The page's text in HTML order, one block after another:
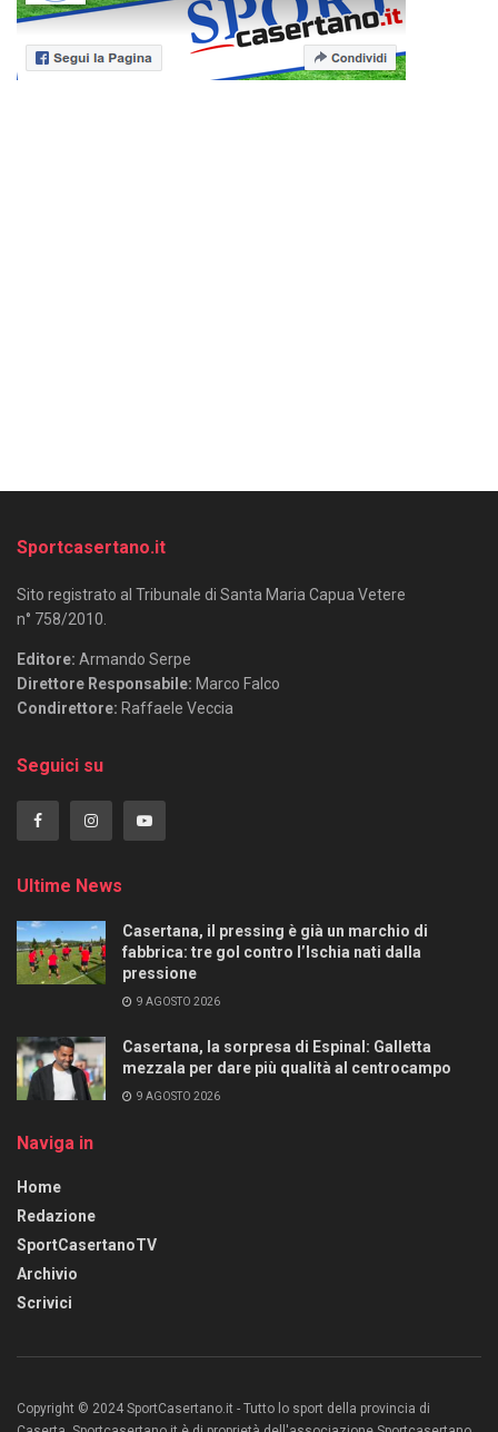
Sportcasertano.it
Sito registrato al Tribunale di Santa Maria Capua Vetere
n° 758/2010.
Editore: Armando Serpe
Direttore Responsabile: Marco Falco
Condirettore: Raffaele Veccia
Seguici su
Ultime News
Casertana, il pressing è già un marchio di
fabbrica: tre gol contro l’Ischia nati dalla
pressione
9 AGOSTO 2026
Casertana, la sorpresa di Espinal: Galletta
mezzala per dare più qualità al centrocampo
9 AGOSTO 2026
Naviga in
Home
Redazione
SportCasertanoTV
Archivio
Scrivici
Copyright © 2024 SportCasertano.it - Tutto lo sport della provincia di